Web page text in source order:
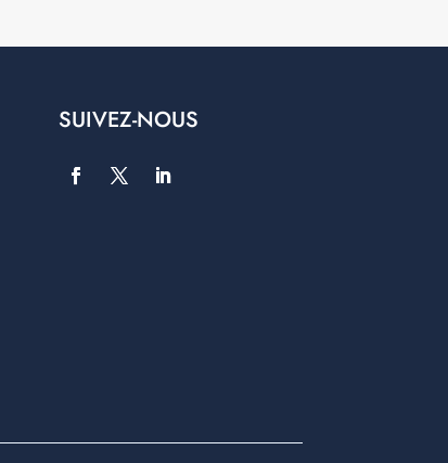
SUIVEZ-NOUS